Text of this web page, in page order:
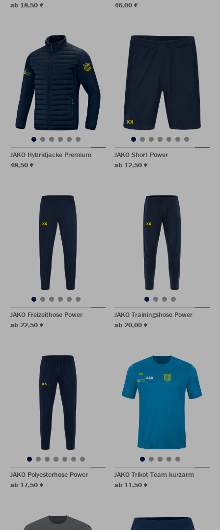
ab 18,50 €
46,00 €
JAKO Hybridjacke Premium
48,50 €
JAKO Short Power
ab 12,50 €
JAKO Freizeithose Power
ab 22,50 €
JAKO Trainingshose Power
ab 20,00 €
JAKO Polyesterhose Power
ab 17,50 €
JAKO Trikot Team kurzarm
ab 11,50 €